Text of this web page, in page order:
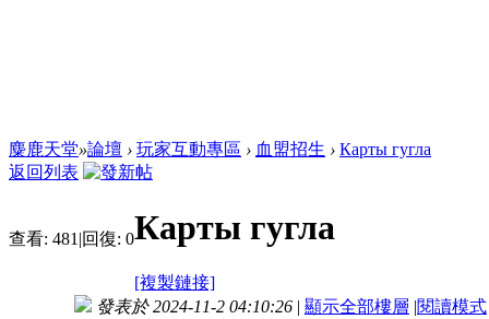
麋鹿天堂»論壇 › 玩家互動專區 › 血盟招生 › Карты гугла
返回列表
查看: 481 |回復: 0Карты гугла
[複製鏈接]
發表於 2024-11-2 04:10:26 | 顯示全部樓層 |閱讀模式